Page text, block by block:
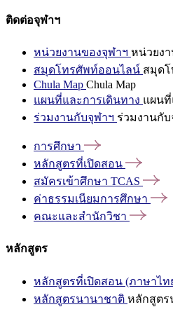
ติดต่อจุฬาฯ
หน่วยงานของจุฬาฯ หน่วยง
สมุดโทรศัพท์ออนไลน์ สมุด
Chula Map Chula Map
แผนที่และการเดินทาง แผนที่
ร่วมงานกับจุฬาฯ ร่วมงานกับ
การศึกษา
หลักสูตรที่เปิดสอน
สมัครเข้าศึกษา TCAS
ค่าธรรมเนียมการศึกษา
คณะและสำนักวิชา
หลักสูตร
หลักสูตรที่เปิดสอน (ภาษาไท
หลักสูตรนานาชาติ หลักสูตร